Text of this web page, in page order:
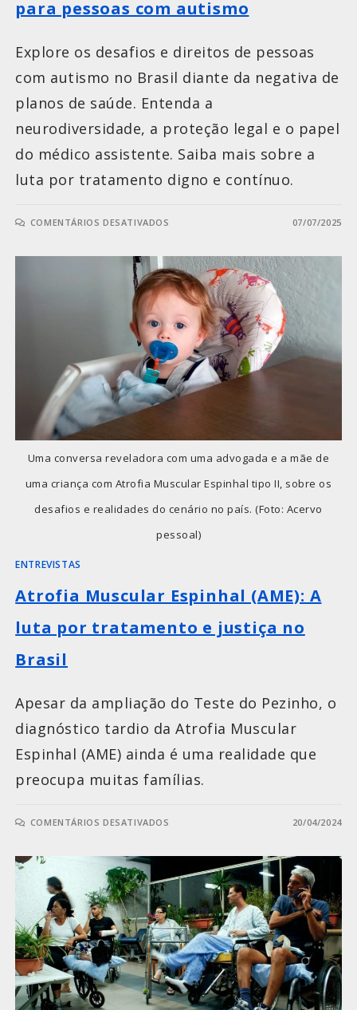
para pessoas com autismo
Explore os desafios e direitos de pessoas
com autismo no Brasil diante da negativa de
planos de saúde. Entenda a
neurodiversidade, a proteção legal e o papel
do médico assistente. Saiba mais sobre a
luta por tratamento digno e contínuo.
COMENTÁRIOS DESATIVADOS 07/07/2025
Uma conversa reveladora com uma advogada e a mãe de
uma criança com Atrofia Muscular Espinhal tipo II, sobre os
desafios e realidades do cenário no país. (Foto: Acervo
pessoal)
ENTREVISTAS
Atrofia Muscular Espinhal (AME): A
luta por tratamento e justiça no
Brasil
Apesar da ampliação do Teste do Pezinho, o
diagnóstico tardio da Atrofia Muscular
Espinhal (AME) ainda é uma realidade que
preocupa muitas famílias.
COMENTÁRIOS DESATIVADOS 20/04/2024